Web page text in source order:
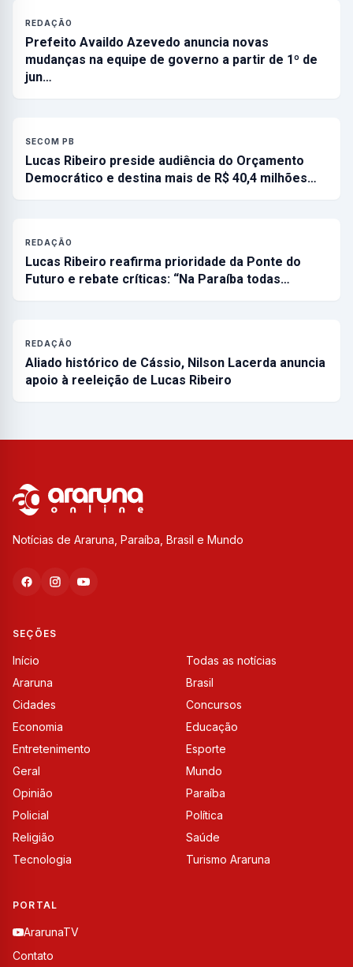
REDAÇÃO
Prefeito Availdo Azevedo anuncia novas
mudanças na equipe de governo a partir de 1º de
jun…
SECOM PB
Lucas Ribeiro preside audiência do Orçamento
Democrático e destina mais de R$ 40,4 milhões…
REDAÇÃO
Lucas Ribeiro reafirma prioridade da Ponte do
Futuro e rebate críticas: “Na Paraíba todas…
REDAÇÃO
Aliado histórico de Cássio, Nilson Lacerda anuncia
apoio à reeleição de Lucas Ribeiro
Notícias de Araruna, Paraíba, Brasil e Mundo
SEÇÕES
Início
Todas as notícias
Araruna
Brasil
Cidades
Concursos
Economia
Educação
Entretenimento
Esporte
Geral
Mundo
Opinião
Paraíba
Policial
Política
Religião
Saúde
Tecnologia
Turismo Araruna
PORTAL
ArarunaTV
Contato